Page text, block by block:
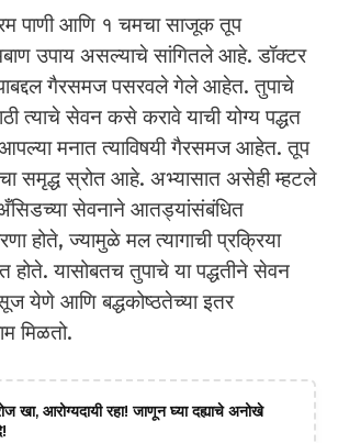
पाणी आणि १ चमचा साजूक तूप
उपाय असल्याचे सांगितले आहे. डॉक्टर
गैरसमज पसरवले गेले आहेत. तुपाचे
त्याचे सेवन कसे करावे याची योग्य पद्धत
मनात त्याविषयी गैरसमज आहेत. तूप
समृद्ध स्रोत आहे. अभ्यासात असेही म्हटले
सेवनाने आतड्यांसंबंधित
होते, ज्यामुळे मल त्यागाची प्रक्रिया
होते. यासोबतच तुपाचे या पद्धतीने सेवन
येणे आणि बद्धकोष्ठतेच्या इतर
मिळतो.
खा, आरोग्यदायी रहा! जाणून घ्या दह्याचे अनोखे